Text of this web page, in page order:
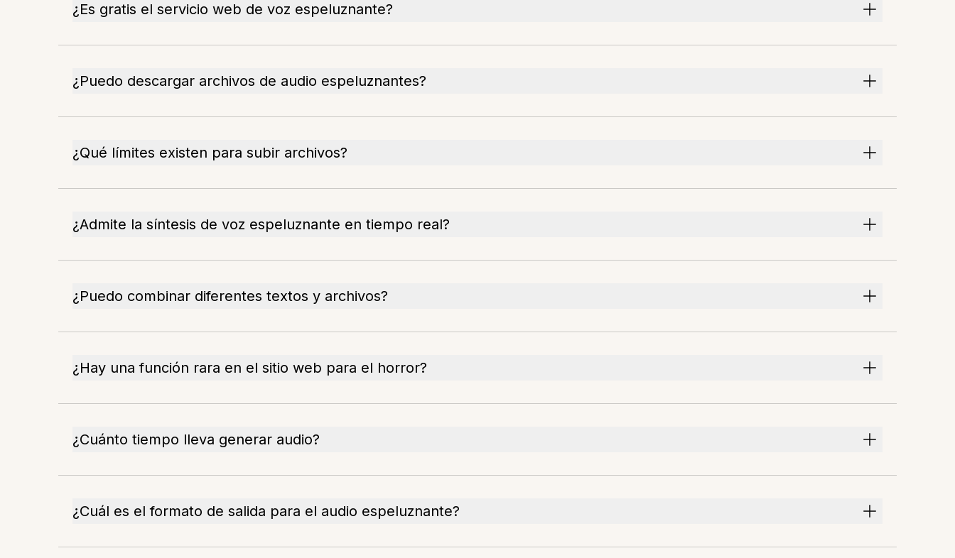
¿Es gratis el servicio web de voz espeluznante?
¿Puedo descargar archivos de audio espeluznantes?
¿Qué límites existen para subir archivos?
¿Admite la síntesis de voz espeluznante en tiempo real?
¿Puedo combinar diferentes textos y archivos?
¿Hay una función rara en el sitio web para el horror?
¿Cuánto tiempo lleva generar audio?
¿Cuál es el formato de salida para el audio espeluznante?